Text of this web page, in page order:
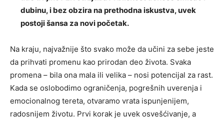
dubinu, i bez obzira na prethodna iskustva, uvek
postoji šansa za novi početak.
Na kraju, najvažnije što svako može da učini za sebe jeste
da prihvati promenu kao prirodan deo života. Svaka
promena – bila ona mala ili velika – nosi potencijal za rast.
Kada se oslobodimo ograničenja, pogrešnih uverenja i
emocionalnog tereta, otvaramo vrata ispunjenijem,
radosnijem životu. Prvi korak je uvek osvešćivanje, a